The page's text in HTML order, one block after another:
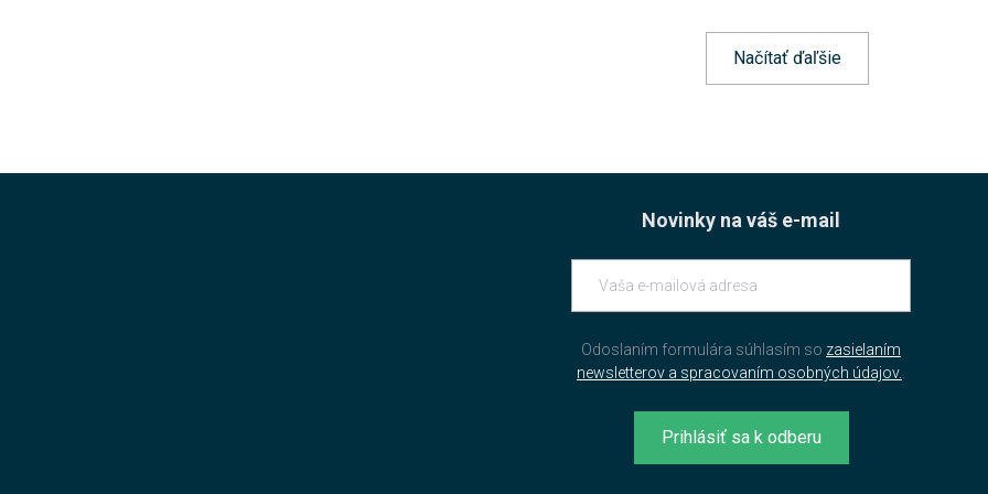
Načítať ďaľšie
Novinky na váš e-mail
Odoslaním formulára súhlasím so zasielaním
newsletterov a spracovaním osobných údajov.
Prihlásiť sa k odberu